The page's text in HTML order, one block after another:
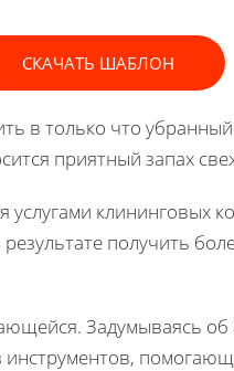
СКАЧАТЬ ШАБЛОН
в только что
приятный запах
клининговых
получить
Задумываясь об